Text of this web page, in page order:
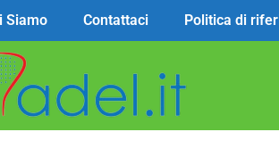
Siamo Contattaci Politica di